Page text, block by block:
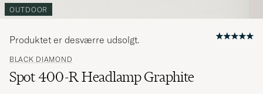
OUTDOOR
BLACK DIAMOND
Spot 400-R Headlamp Graphite
Produktet er desværre udsolgt.